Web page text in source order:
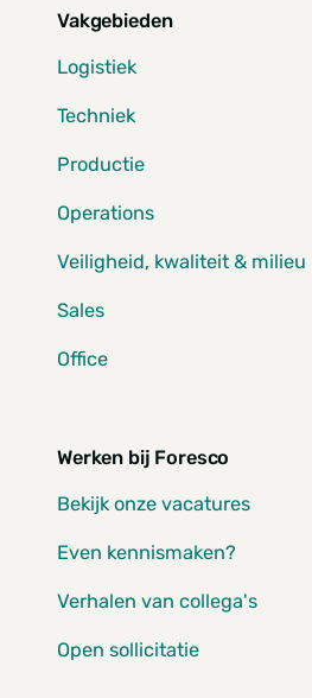
Vakgebieden
Logistiek
Techniek
Productie
Operations
Veiligheid, kwaliteit & milieu
Sales
Office
Werken bij Foresco
Bekijk onze vacatures
Even kennismaken?
Verhalen van collega's
Open sollicitatie